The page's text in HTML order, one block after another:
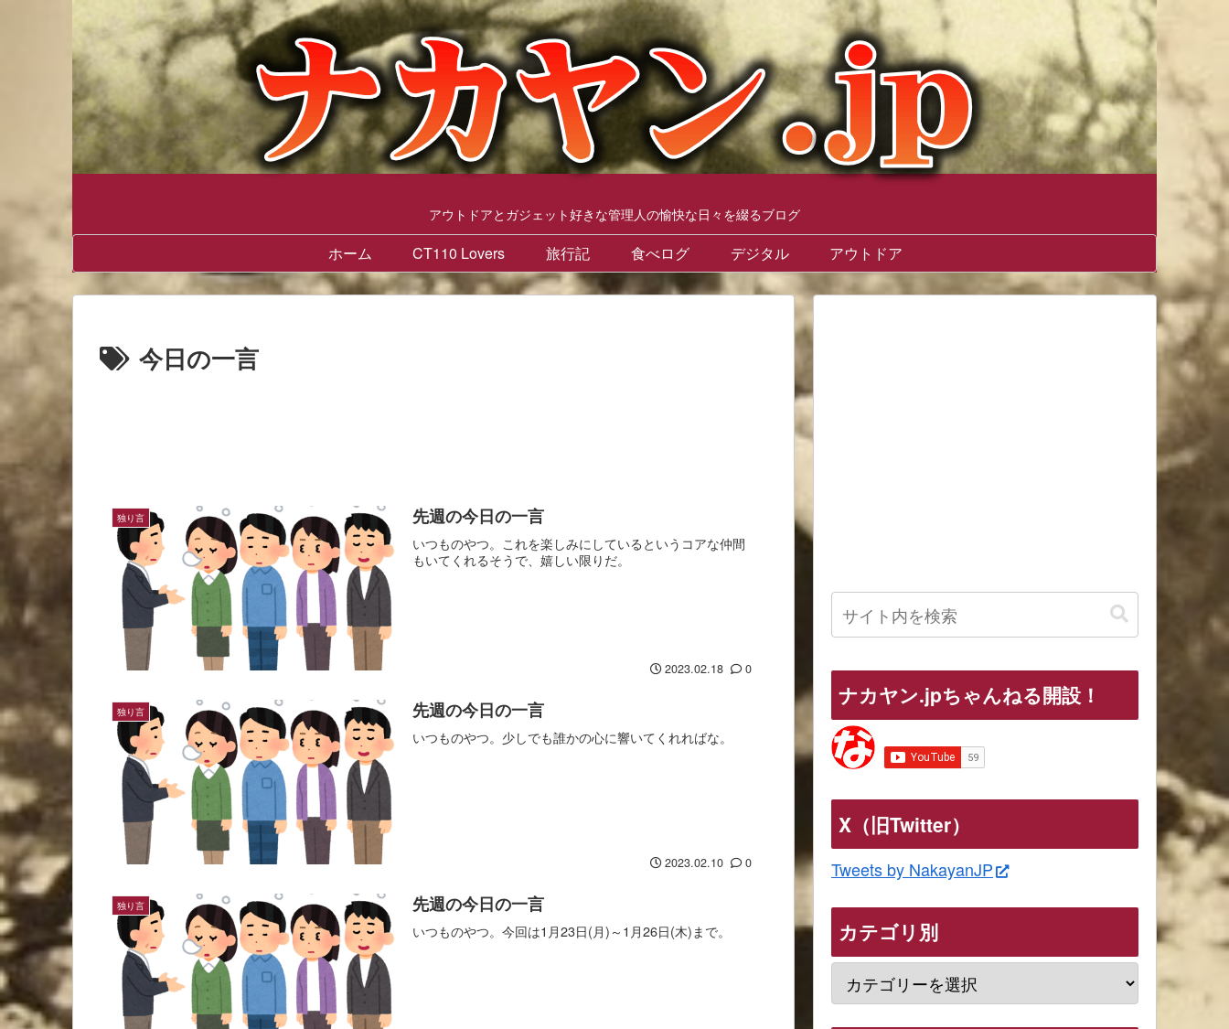
アウトドアとガジェット好きな管理人の愉快な日々を綴るブログ
ホーム CT110 Lovers 旅行記 食べログ デジタル アウトドア
今日の一言
独り言 先週の今日の一言
いつものやつ。これを楽しみにしているというコアな仲間
もいてくれるそうで、嬉しい限りだ。
2023.02.18 0
独り言 先週の今日の一言
いつものやつ。少しでも誰かの心に響いてくれればな。
2023.02.10 0
独り言 先週の今日の一言
いつものやつ。今回は1月23日(月)～1月26日(木)まで。
ナカヤン.jpちゃんねる開設！
X（旧Twitter）
Tweets by NakayanJP
カテゴリ別